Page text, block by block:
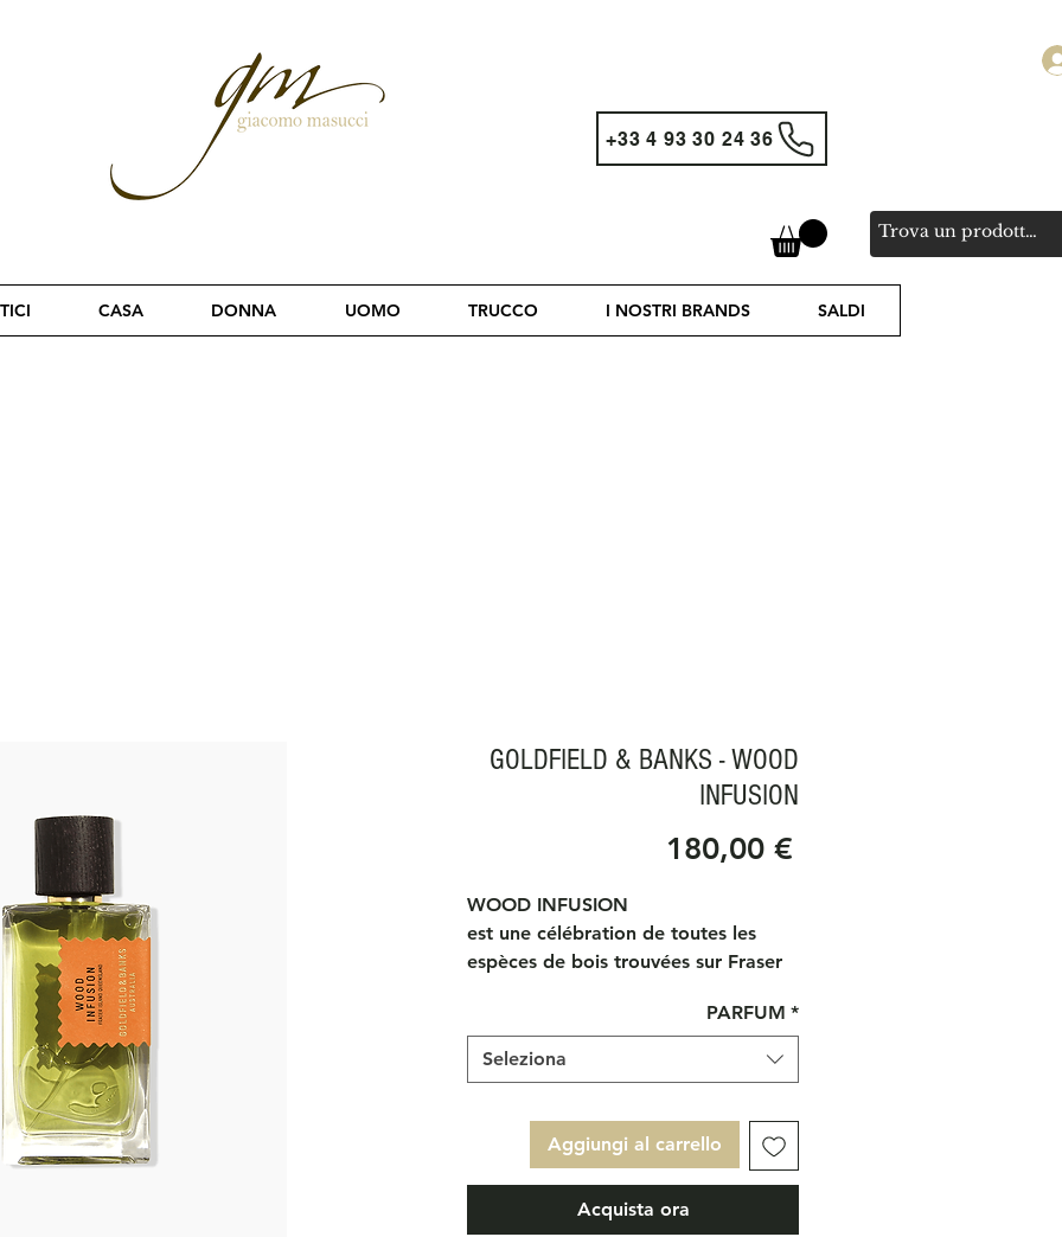
+33 4 93 30 24 36
CASA DONNA UOMO TRUCCO I NOSTRI BRANDS SALDI
GOLDFIELD & BANKS - WOOD
INFUSION
180,00 €
WOOD INFUSION
est une célébration de toutes les
espèces de bois trouvées sur Fraser
australiens, souligné de santal, d'Iris
botaniques les plus nobles.
Notes de Tête Lavande Epices
PARFUM *
Seleziona
Aggiungi al carrello
Acquista ora